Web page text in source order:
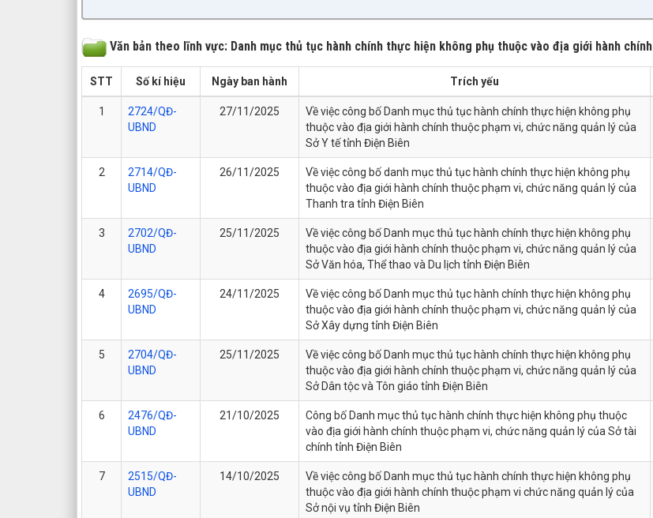
Văn bản theo lĩnh vực: Danh mục thủ tục hành chính thực hiện không phụ thuộc vào địa giới hành chính
STT Số kí hiệu Ngày ban hành Trích yếu
1
2724/QĐ-
UBND
27/11/2025
Về việc công bố Danh mục thủ tục hành chính thực hiện không phụ
thuộc vào địa giới hành chính thuộc phạm vi, chức năng quản lý của
Sở Y tế tỉnh Điện Biên
2
2714/QĐ-
UBND
26/11/2025
Về việc công bố danh mục thủ tục hành chính thực hiện không phụ
thuộc vào địa giới hành chính thuộc phạm vi, chức năng quản lý của
Thanh tra tỉnh Điện Biên
3
2702/QĐ-
UBND
25/11/2025
Về việc công bố Danh mục thủ tục hành chính thực hiện không phụ
thuộc vào địa giới hành chính thuộc phạm vi, chức năng quản lý của
Sở Văn hóa, Thể thao và Du lịch tỉnh Điện Biên
4
2695/QĐ-
UBND
24/11/2025
Về việc công bố Danh mục thủ tục hành chính thực hiện không phụ
thuộc vào địa giới hành chính thuộc phạm vi, chức năng quản lý của
Sở Xây dựng tỉnh Điện Biên
5
2704/QĐ-
UBND
25/11/2025
Về việc công bố Danh mục thủ tục hành chính thực hiện không phụ
thuộc vào địa giới hành chính thuộc phạm vi, chức năng quản lý của
Sở Dân tộc và Tôn giáo tỉnh Điện Biên
6
2476/QĐ-
UBND
21/10/2025
Công bố Danh mục thủ tục hành chính thực hiện không phụ thuộc
vào địa giới hành chính thuộc phạm vi, chức năng quản lý của Sở tài
chính tỉnh Điện Biên
7
2515/QĐ-
UBND
14/10/2025
Về việc công bố Danh mục thủ tục hành chính thực hiện không phụ
thuộc vào địa giới hành chính thuộc phạm vi chức năng quản lý của
Sở nội vụ tỉnh Điện Biên